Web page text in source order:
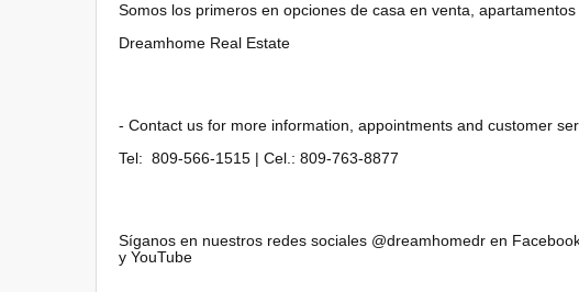
Somos los primeros en opciones de casa en venta,
Dreamhome Real Estate
- Contact us for more information, appointments and customer
Tel: 809-566-1515 | Cel.: 809-763-8877
Síganos en nuestros redes sociales @dreamhomedr en
y YouTube